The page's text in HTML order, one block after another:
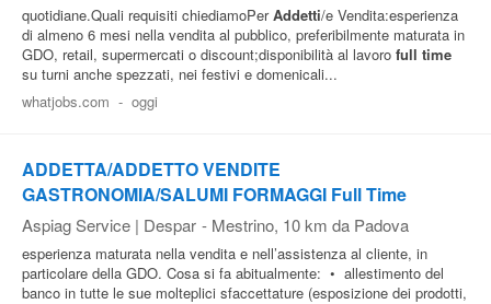
quotidiane.Quali requisiti chiediamoPerAddetti/e Vendita:esperienza
di almeno 6 mesi nella vendita al pubblico, preferibilmente maturata in
GDO, retail, supermercati o discount;disponibilità al lavoro full time
su turni anche spezzati, nei festivi e domenicali...
whatjobs.com - oggi
ADDETTA/ADDETTO VENDITE
GASTRONOMIA/SALUMI FORMAGGI Full Time
Aspiag Service | Despar - Mestrino, 10 km da Padova
esperienza maturata nella vendita e nell’assistenza al cliente, in
particolare della GDO. Cosa si fa abitualmente: • allestimento del
banco in tutte le sue molteplici sfaccettature (esposizione dei prodotti,